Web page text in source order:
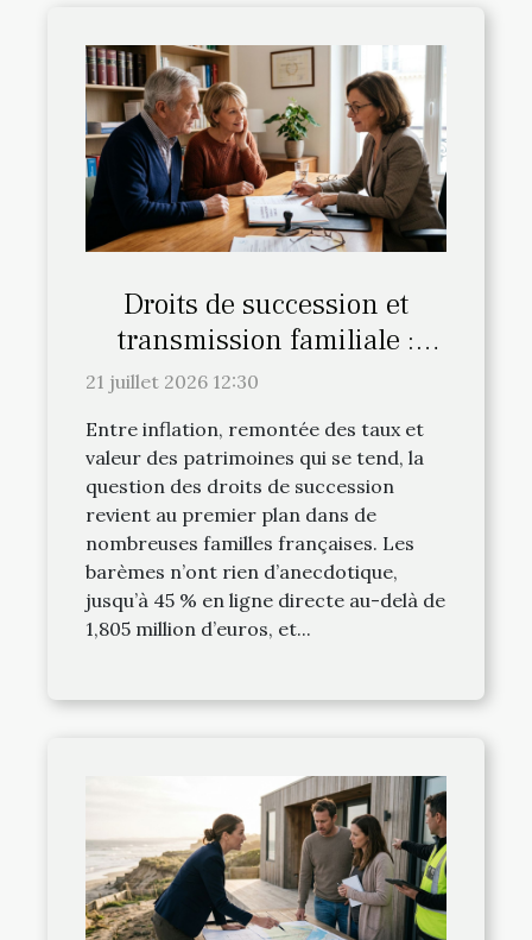
Droits de succession et
transmission familiale :
l’avis du notaire fait-il la
21 juillet 2026 12:30
Entre inflation, remontée des taux et
valeur des patrimoines qui se tend, la
question des droits de succession
revient au premier plan dans de
nombreuses familles françaises. Les
barèmes n’ont rien d’anecdotique,
jusqu’à 45 % en ligne directe au-delà de
1,805 million d’euros, et...